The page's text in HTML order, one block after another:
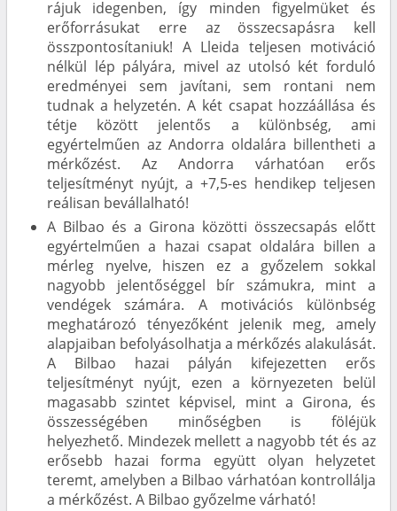
rájuk idegenben, így minden figyelmüket és
erőforrásukat erre az összecsapásra kell
összpontosítaniuk! A Lleida teljesen motiváció
nélkül lép pályára, mivel az utolsó két forduló
eredményei sem javítani, sem rontani nem
tudnak a helyzetén. A két csapat hozzáállása és
tétje között jelentős a különbség, ami
egyértelműen az Andorra oldalára billentheti a
mérkőzést. Az Andorra várhatóan erős
teljesítményt nyújt, a +7,5-es hendikep teljesen
reálisan bevállalható!
A Bilbao és a Girona közötti összecsapás előtt
egyértelműen a hazai csapat oldalára billen a
mérleg nyelve, hiszen ez a győzelem sokkal
nagyobb jelentőséggel bír számukra, mint a
vendégek számára. A motivációs különbség
meghatározó tényezőként jelenik meg, amely
alapjaiban befolyásolhatja a mérkőzés alakulását.
A Bilbao hazai pályán kifejezetten erős
teljesítményt nyújt, ezen a környezeten belül
magasabb szintet képvisel, mint a Girona, és
összességében minőségben is föléjük
helyezhető. Mindezek mellett a nagyobb tét és az
erősebb hazai forma együtt olyan helyzetet
teremt, amelyben a Bilbao várhatóan kontrollálja
a mérkőzést. A Bilbao győzelme várható!